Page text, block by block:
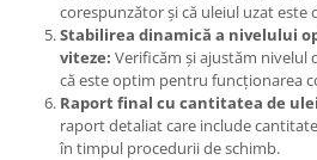
corespunzător și că uleiul uzat este
Stabilirea dinamică a nivelului
viteze: Verificăm și ajustăm nivelul
că este optim pentru funcționarea
Raport final cu cantitatea de
raport detaliat care include
în timpul procedurii de schimb.